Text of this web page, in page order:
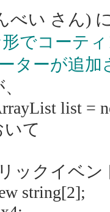
べい さん)
でコーテ
ターが追
list =
て
ックイベン
string[2];